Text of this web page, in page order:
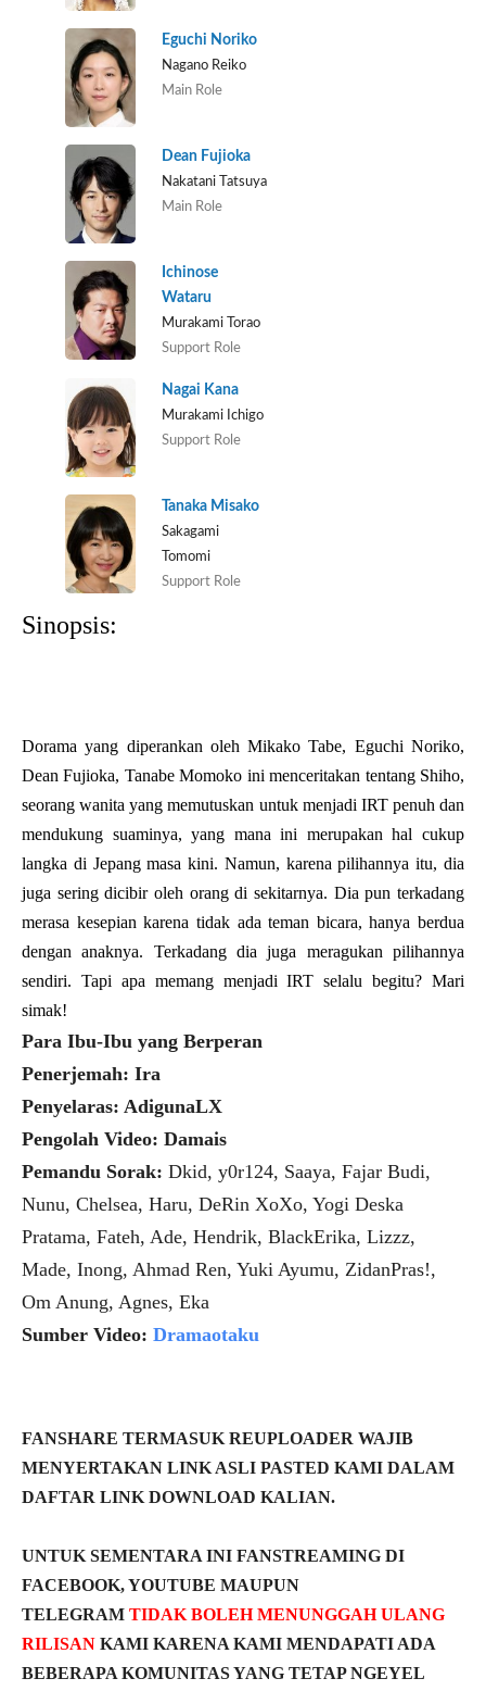
Eguchi Noriko
Nagano Reiko
Main Role
Dean Fujioka
Nakatani Tatsuya
Main Role
Ichinose
Wataru
Murakami Torao
Support Role
Nagai Kana
Murakami Ichigo
Support Role
Tanaka Misako
Sakagami
Tomomi
Support Role
Sinopsis:
Dorama yang diperankan oleh Mikako Tabe, Eguchi Noriko,
Dean Fujioka, Tanabe Momoko ini menceritakan tentang Shiho,
seorang wanita yang memutuskan untuk menjadi IRT penuh dan
mendukung suaminya, yang mana ini merupakan hal cukup
langka di Jepang masa kini. Namun, karena pilihannya itu, dia
juga sering dicibir oleh orang di sekitarnya. Dia pun terkadang
merasa kesepian karena tidak ada teman bicara, hanya berdua
dengan anaknya. Terkadang dia juga meragukan pilihannya
sendiri. Tapi apa memang menjadi IRT selalu begitu? Mari
simak!
Para Ibu-Ibu yang Berperan
Penerjemah: Ira
Penyelaras: AdigunaLX
Pengolah Video: Damais
Pemandu Sorak: Dkid, y0r124, Saaya, Fajar Budi,
Nunu, Chelsea, Haru, DeRin XoXo, Yogi Deska
Pratama, Fateh, Ade, Hendrik, BlackErika, Lizzz,
Made, Inong, Ahmad Ren, Yuki Ayumu, ZidanPras!,
Om Anung, Agnes, Eka
Sumber Video: Dramaotaku
FANSHARE TERMASUK REUPLOADER WAJIB
MENYERTAKAN LINK ASLI PASTED KAMI DALAM
DAFTAR LINK DOWNLOAD KALIAN.
UNTUK SEMENTARA INI FANSTREAMING DI
FACEBOOK, YOUTUBE MAUPUN
TELEGRAM TIDAK BOLEH MENUNGGAH ULANG
RILISAN KAMI KARENA KAMI MENDAPATI ADA
BEBERAPA KOMUNITAS YANG TETAP NGEYEL